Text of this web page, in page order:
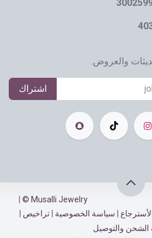
والعروض.
اشتراك
Musalli Jewelry ©
|
سياسة الخصوصية تراخيص
والتوصيل